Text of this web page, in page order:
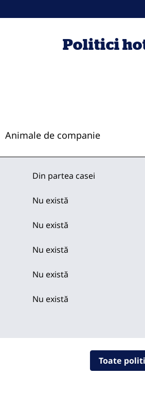
Politici
Animale de companie
Din partea casei
Nu există
Nu există
Nu există
Nu există
Nu există
Toate